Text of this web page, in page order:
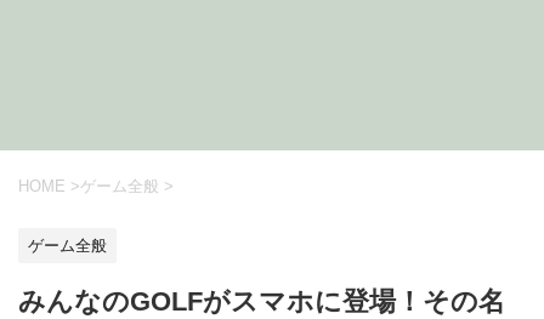
HOME >ゲーム全般 >
ゲーム全般
みんなのGOLFがスマホに登場！その名